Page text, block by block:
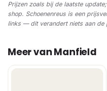
Prijzen zoals bij de laatste
shop. Schoenenreus is een
links — dit verandert niets aan de
Meer van Manfield